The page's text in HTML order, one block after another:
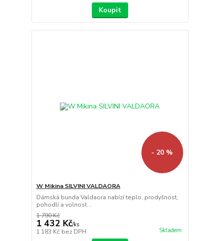
Koupit
- 20 %
W Mikina SILVINI VALDAORA
Dámská bunda Valdaora nabízí teplo, prodyšnost,
pohodlí a volnost...
1 790 Kč
1 432 Kč/ks
1 183 Kč bez DPH Skladem